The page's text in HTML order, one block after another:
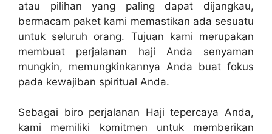
atau pilihan yang paling dapat dijangkau,
bermacam paket kami memastikan ada sesuatu
untuk seluruh orang. Tujuan kami merupakan
membuat perjalanan haji Anda senyaman
mungkin, memungkinkannya Anda buat fokus
pada kewajiban spiritual Anda.
Sebagai biro perjalanan Haji tepercaya Anda,
kami memiliki komitmen untuk memberikan